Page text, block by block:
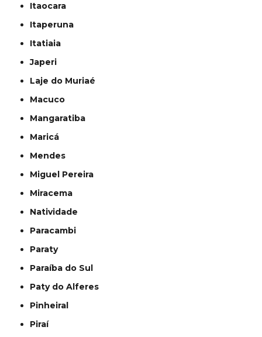
Itaocara
Itaperuna
Itatiaia
Japeri
Laje do Muriaé
Macuco
Mangaratiba
Maricá
Mendes
Miguel Pereira
Miracema
Natividade
Paracambi
Paraty
Paraíba do Sul
Paty do Alferes
Pinheiral
Piraí